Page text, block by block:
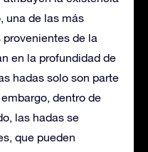
una de las más
de la
en la profundidad de
hadas solo son parte
dentro de
las hadas se
que pueden